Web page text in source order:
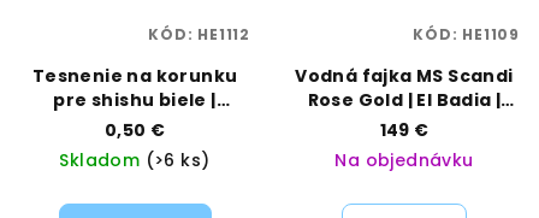
Tesnenie na korunku
pre shishu biele |
SHISHA | VAPORAMA
0,50 €
Skladom (>6 ks)
KÓD: HE1112
Vodná fajka MS Scandi
Rose Gold | El Badia |
Vaporama
149 €
Na objednávku
KÓD: HE1109